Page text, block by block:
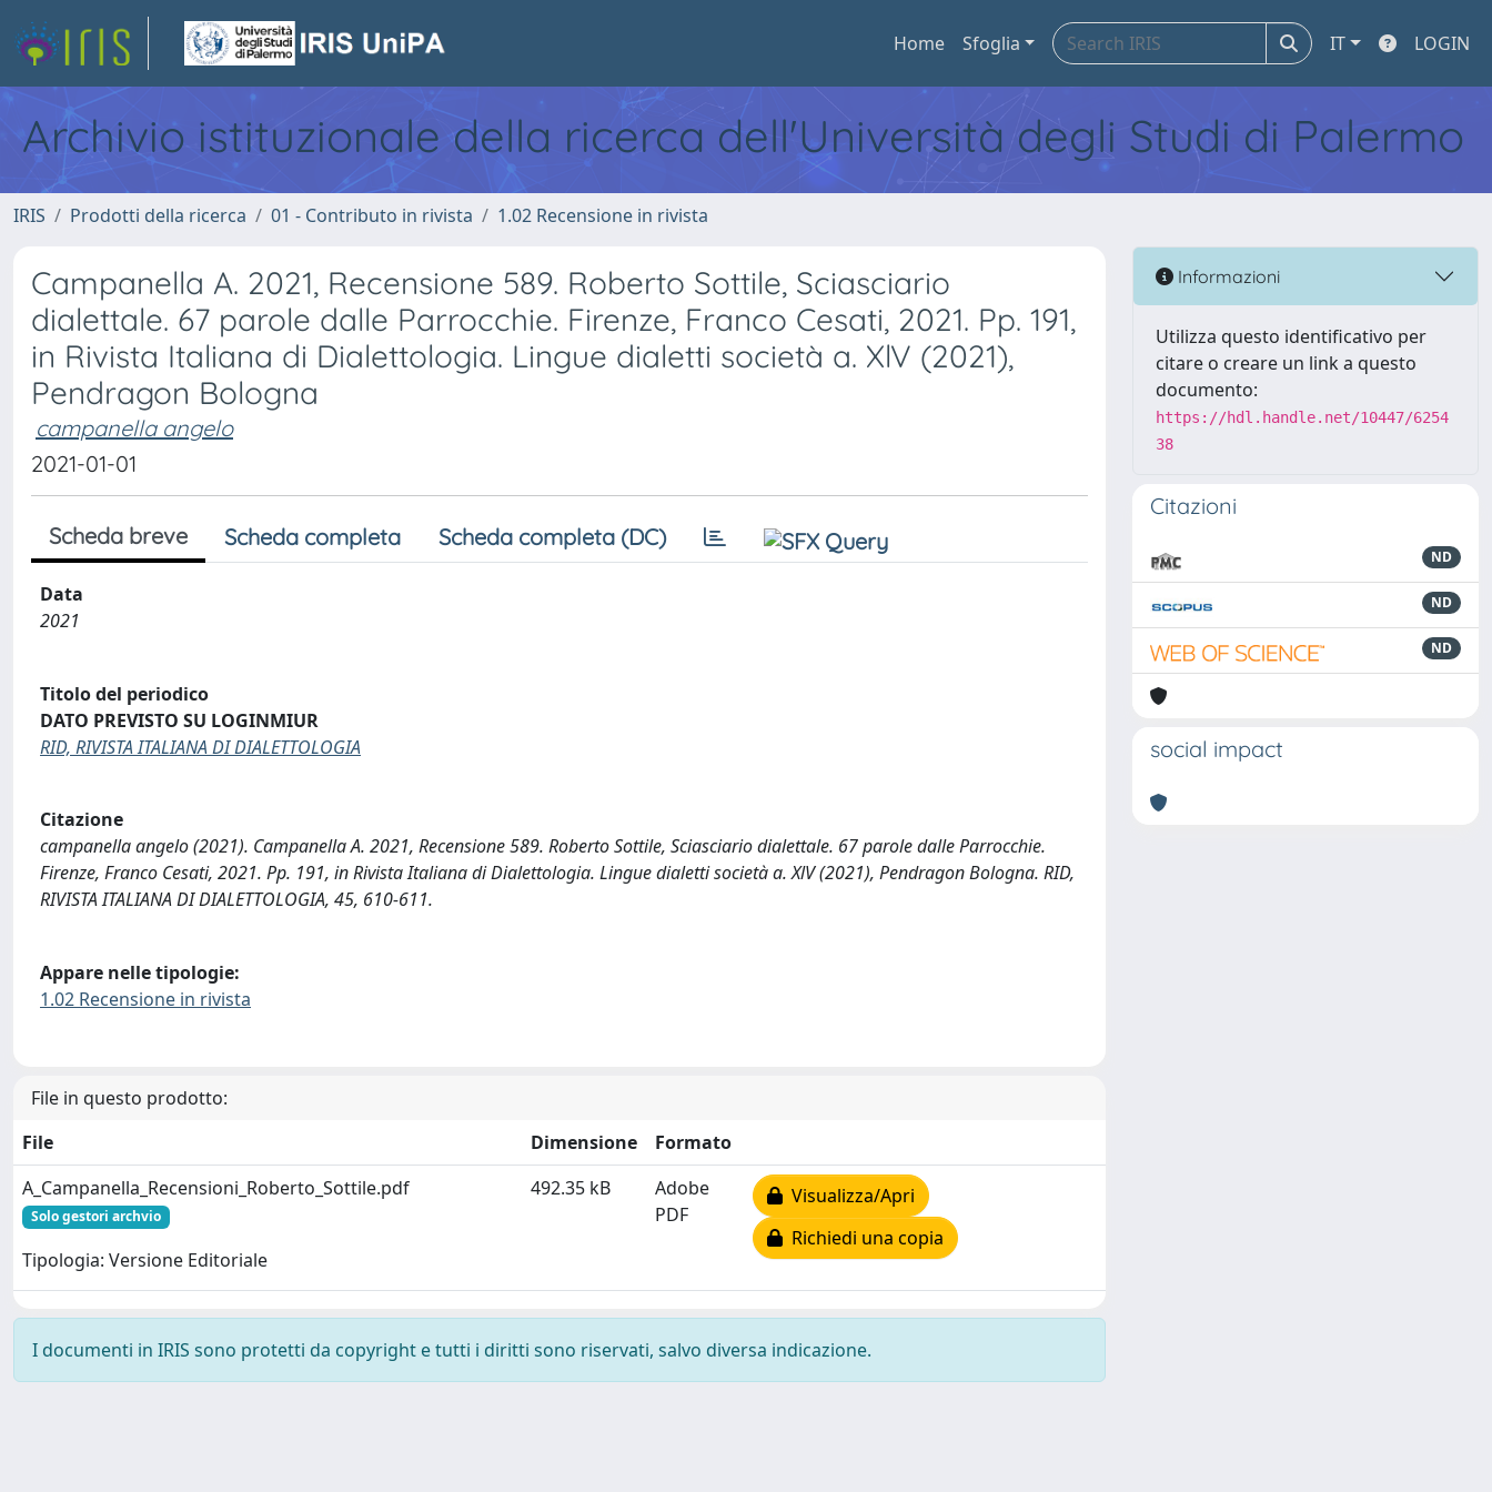
Home Sfoglia IT LOGIN
Archivio istituzionale della ricerca dell'Università degli Studi di Palermo
IRIS Prodotti della ricerca 01 - Contributo in rivista 1.02 Recensione in rivista
Campanella A. 2021, Recensione 589. Roberto Sottile, Sciasciario
dialettale. 67 parole dalle Parrocchie. Firenze, Franco Cesati, 2021. Pp. 191,
in Rivista Italiana di Dialettologia. Lingue dialetti società a. XlV (2021),
Pendragon Bologna
campanella angelo
2021-01-01
Scheda breve Scheda completa Scheda completa (DC)
Data
2021
Titolo del periodico
DATO PREVISTO SU LOGINMIUR
RID, RIVISTA ITALIANA DI DIALETTOLOGIA
Citazione
campanella angelo (2021). Campanella A. 2021, Recensione 589. Roberto Sottile, Sciasciario dialettale. 67 parole dalle Parrocchie.
Firenze, Franco Cesati, 2021. Pp. 191, in Rivista Italiana di Dialettologia. Lingue dialetti società a. XlV (2021), Pendragon Bologna. RID,
RIVISTA ITALIANA DI DIALETTOLOGIA, 45, 610-611.
Appare nelle tipologie:
1.02 Recensione in rivista
File in questo prodotto:
File
Dimensione
Formato
A_Campanella_Recensioni_Roberto_Sottile.pdf
Solo gestori archvio
Tipologia: Versione Editoriale
492.35 kB
Adobe
PDF
Visualizza/Apri
Richiedi una copia
I documenti in IRIS sono protetti da copyright e tutti i diritti sono riservati, salvo diversa indicazione.
Informazioni
Utilizza questo identificativo per
citare o creare un link a questo
documento:
https://hdl.handle.net/10447/6254
38
Citazioni
ND
ND
ND
social impact